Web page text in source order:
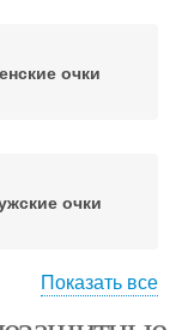
очки
очки
Показать все